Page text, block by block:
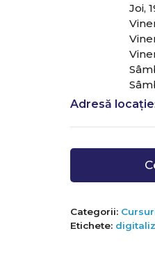
Joi,
Adresă locație
Categorii:
Etichete: